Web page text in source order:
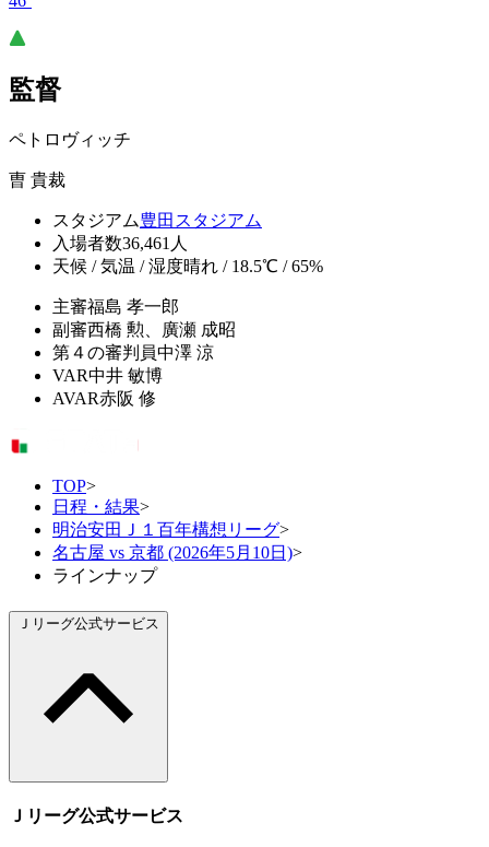
監督
ペトロヴィッチ
曺 貴裁
スタジアム豊田スタジアム
入場者数36,461人
天候 / 気温 / 湿度晴れ / 18.5℃ / 65%
主審福島 孝一郎
副審西橋 勲、廣瀬 成昭
第４の審判員中澤 涼
VAR中井 敏博
AVAR赤阪 修
TOP>
日程・結果>
明治安田Ｊ１百年構想リーグ>
名古屋 vs 京都 (2026年5月10日)>
ラインナップ
Ｊリーグ公式サービス
Ｊリーグ公式サービス